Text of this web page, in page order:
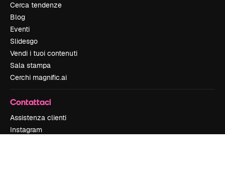
Cerca tendenze
Blog
Eventi
Slidesgo
Vendi i tuoi contenuti
Sala stampa
Cerchi magnific.ai
Contattaci
Assistenza clienti
Instagram